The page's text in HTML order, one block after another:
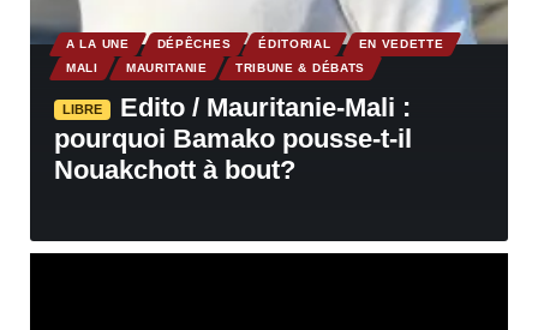
A LA UNE DÉPÊCHES ÉDITORIAL
EN VEDETTE
MALI
MAURITANIE TRIBUNE & DÉBATS
LIBRE
Edito / Mauritanie-Mali :
pourquoi Bamako pousse-t-il
Nouakchott à bout?